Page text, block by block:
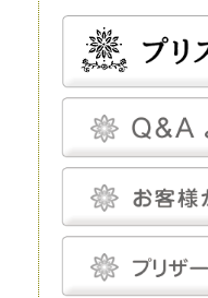
プリザーブドフラワ
プリザーブドフラワーは、
よく知らなくても目にして
ブドフラワーとほかの花と
プリザーブドフラワー
プリザーブドフラワーは、
ための作業も施されます。
プリザーブドフラワーは染
るのですが、メンテナンスフ
温度と湿度に対してはデリ
いと、ヒビや色あせなどの
なしにして完全管理する必
プリザーブドフラワーにと
50％程度です。プリザーブ
で、茎は後付けになります
プレイまで、さまざまな用途